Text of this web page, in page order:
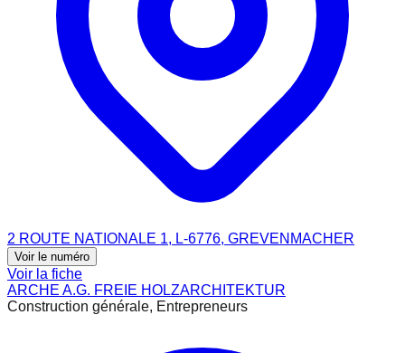
2 ROUTE NATIONALE 1, L-6776, GREVENMACHER
Voir le numéro
Voir la fiche
ARCHE A.G. FREIE HOLZARCHITEKTUR
Construction générale, Entrepreneurs